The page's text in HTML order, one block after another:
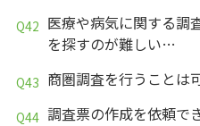
医療や病気に関する調
を探すのが難しい…
商圏調査を行うことは
調査票の作成を依頼で